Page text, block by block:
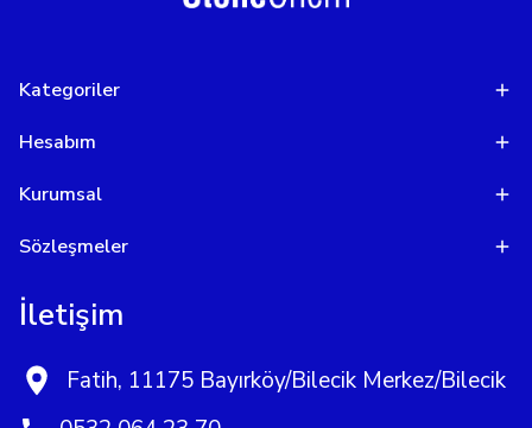
Kategoriler
Hesabım
Kurumsal
Sözleşmeler
İletişim
Fatih, 11175 Bayırköy/Bilecik Merkez/Bilecik